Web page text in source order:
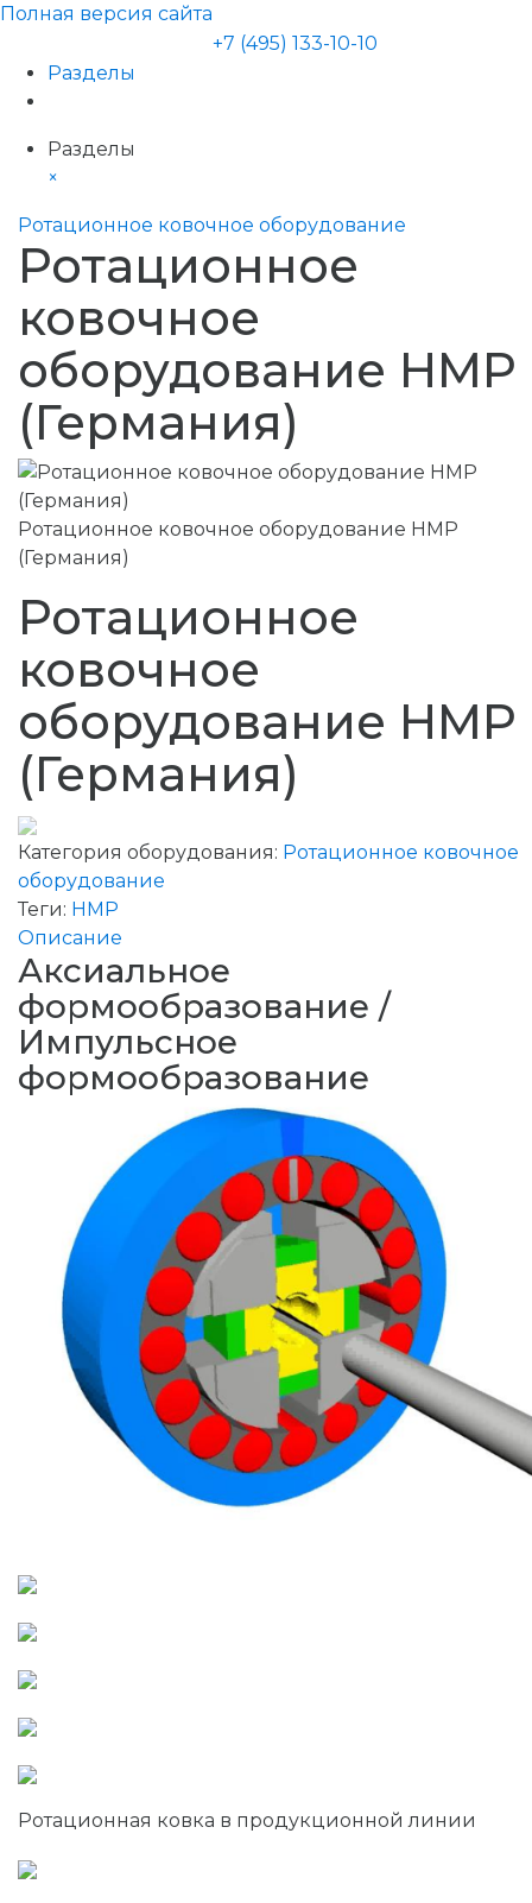
Полная версия сайта
+7 (495) 133-10-10
Разделы
Разделы
×
Ротационное ковочное оборудование
Ротационное
ковочное
оборудование HMP
(Германия)
Ротационное ковочное оборудование HMP
(Германия)
Ротационное
ковочное
оборудование HMP
(Германия)
Категория оборудования: Ротационное ковочное
оборудование
Теги: HMP
Описание
Аксиальное
формообразование /
Импульсное
формообразование
Ротационная ковка в продукционной линии